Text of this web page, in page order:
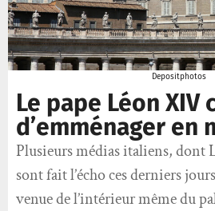
Depositphotos
Le pape Léon XIV
d’emménager en
Plusieurs médias italiens, dont
sont fait l’écho ces derniers
venue de l’intérieur même du